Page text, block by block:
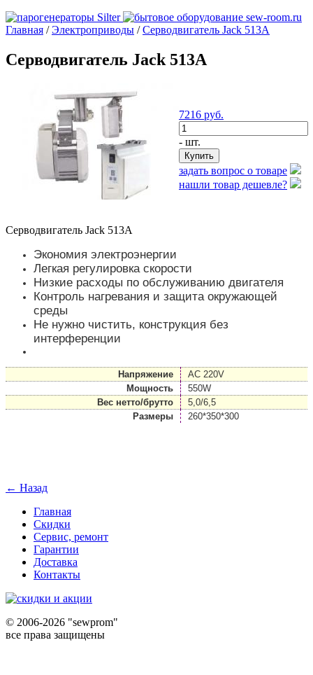
Главная /Электроприводы /Серводвигатель Jack 513A
Серводвигатель Jack 513A
7216 руб.
- шт.
задать вопрос о товаре
нашли товар дешевле?
Серводвигатель Jack 513A
Экономия электроэнергии
Легкая регулировка скорости
Низкие расходы по обслуживанию двигателя
Контроль нагревания и защита окружающей
среды
Не нужно чистить, конструкция без
интерференции
Напряжение
АС 220V
Мощность
550W
Вес нетто/брутто
5,0/6,5
Размеры
260*350*300
← Назад
Главная
Скидки
Сервис, ремонт
Гарантии
Доставка
Контакты
© 2006-2026 "sewprom"
все права защищены